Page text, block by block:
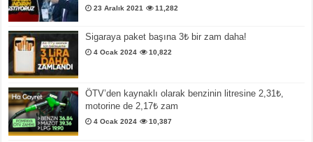
23 Aralık 2021 11,282
Sigaraya paket başına 3₺ bir zam daha!
4 Ocak 2024 10,822
ÖTV’den kaynaklı olarak benzinin litresine 2,31₺,
motorine de 2,17₺ zam
4 Ocak 2024 10,387